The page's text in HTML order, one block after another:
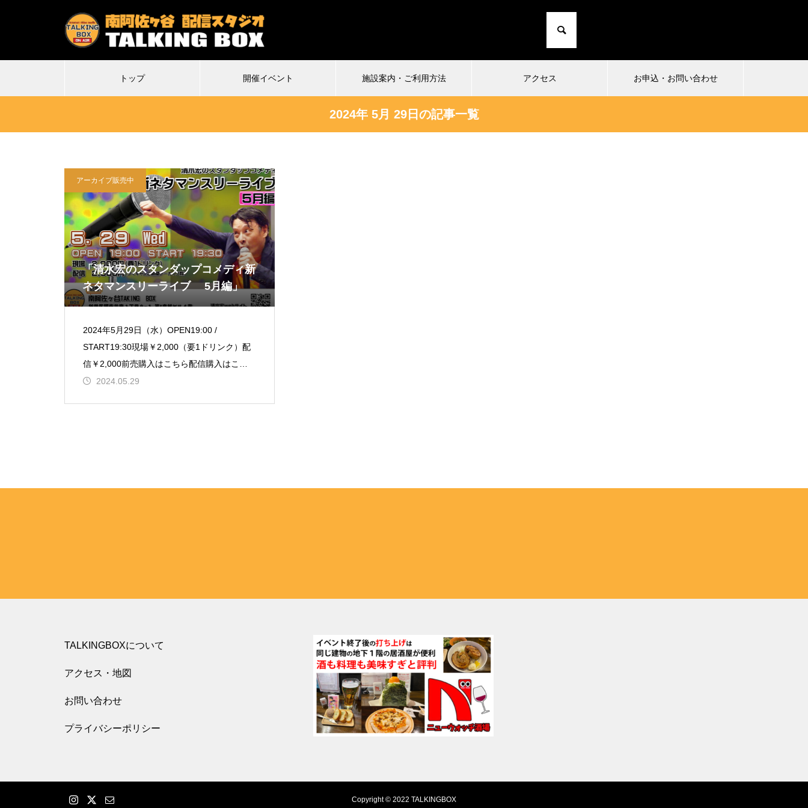
トップ 開催イベント 施設案内・ご利用方法 アクセス お申込・お問い合わせ
受付中
2026.07.07
特殊平場ライブ「気付けば魔界に
転生していた僕たちの1日目は多分
こんな感じ」
2026.07.04
不謹慎VS珍アニメ ヘンテコ対決
Δ(デルタ)6
2024年 5月 29日の記事一覧
アーカイブ販売中
「清水宏のスタンダップコメディ新
ネタマンスリーライブ 5月編」
2024年5月29日（水）OPEN19:00 /
START19:30現場￥2,000（要1ドリンク）配
信￥2,000前売購入はこちら配信購入はこち
ら【出演】清水 宏月イチ開催を目標
2024.05.29
TALKINGBOXについて
アクセス・地図
お問い合わせ
プライバシーポリシー
Copyright © 2022 TALKINGBOX